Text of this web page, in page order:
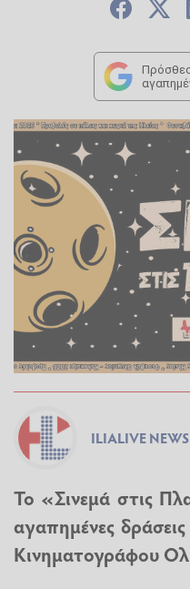
ILIALIVE
Το «Σινεμά στις
αγαπημένες
Κινηματογράφου